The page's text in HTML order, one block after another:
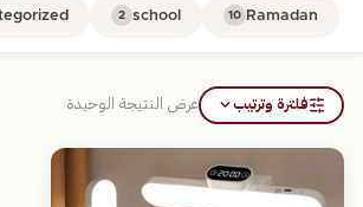
Ramadan
10
school
2
فلترة وترتيب عرض النتيجة الوحيدة